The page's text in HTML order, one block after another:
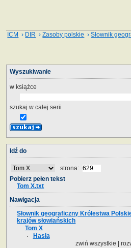
ICM › DIR ›Zasoby polskie ›Słownik
Wyszukiwanie
w książce
szukaj w całej serii
Idź do
strona:
Pobierz pełen tekst
Tom X.txt
Nawigacja
Słownik geograficzny Królestwa
krajów słowiańskich
Tom X
Hasła
zwiń wszystkie |